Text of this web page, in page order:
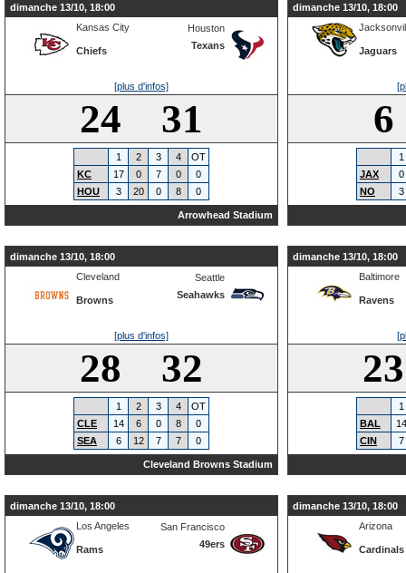
dimanche 13/10, 18:00
Kansas City
Chiefs
Houston
Texans
[plus d'infos]
24 31
1 2 3 4
OT
KC
17 0 7 0
0
HOU
3 20 0 8 0
Arrowhead Stadium
dimanche 13/10, 18:00
Jaguars
1
JAX
0
NO
3
dimanche 13/10, 18:00
Cleveland
Browns
Seattle
Seahawks
[plus d'infos]
28 32
1 2 3 4
OT
CLE
14 6 0 8
0
SEA
6 12 7 7 0
Cleveland Browns Stadium
dimanche 13/10, 18:00
Baltimore
Ravens
1
BAL
14
CIN
7
dimanche 13/10, 18:00
Los Angeles
Rams
San Francisco
49ers
dimanche 13/10, 18:00
Arizona
Cardinals